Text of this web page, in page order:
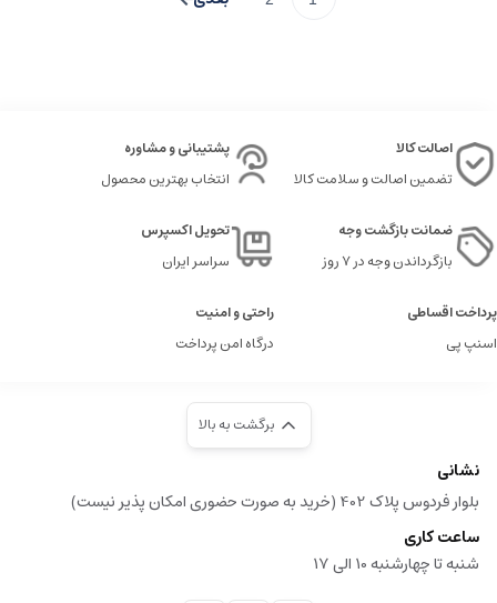
اصالت کالا
تضمین اصالت و سلامت کالا
پشتیبانی و مشاوره
انتخاب بهترین محصول
ضمانت بازگشت وجه
بازگرداندن وجه در ۷ روز
تحویل اکسپرس
سراسر ایران
پرداخت اقساطی
اسنپ پی
راحتی و امنیت
درگاه امن پرداخت
برگشت به بالا
نشانی
بلوار فردوس پلاک 402 (خرید به صورت حضوری امکان پذیر نیست)
ساعت کاری
شنبه تا چهارشنبه 10 الی 17